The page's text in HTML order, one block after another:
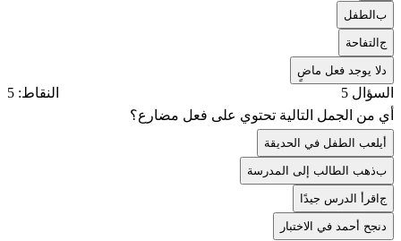
بالطفل
جالتفاحة
لا يوجد فعل ماضٍ
السؤال 5
النقاط: 5
أي من الجمل التالية تحتوي على فعل مضارع؟
يلعب الطفل في الحديقة
بذهب الطالب إلى المدرسة
جاقرأ الدرس جيدًا
نجح أحمد في الاختبار